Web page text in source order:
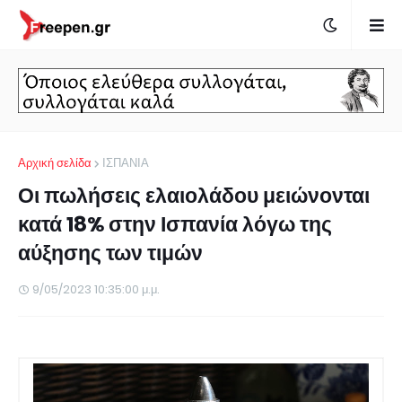
Αρχική σελίδα ΙΣΠΑΝΙΑ
Οι πωλήσεις ελαιολάδου μειώνονται
κατά 18% στην Ισπανία λόγω της
αύξησης των τιμών
9/05/2023 10:35:00 μ.μ.